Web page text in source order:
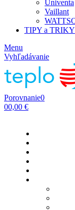
Univenta
Vaillant
TIPY a TRIKY
Menu
Vyhľadávanie
Porovnanie0
00,00 €